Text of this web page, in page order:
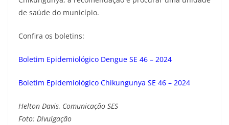
de saúde do município.
Confira os boletins:
Boletim Epidemiológico Dengue SE 46 – 2024
Boletim Epidemiológico Chikungunya SE 46 – 2024
Helton Davis, Comunicação SES
Foto: Divulgação